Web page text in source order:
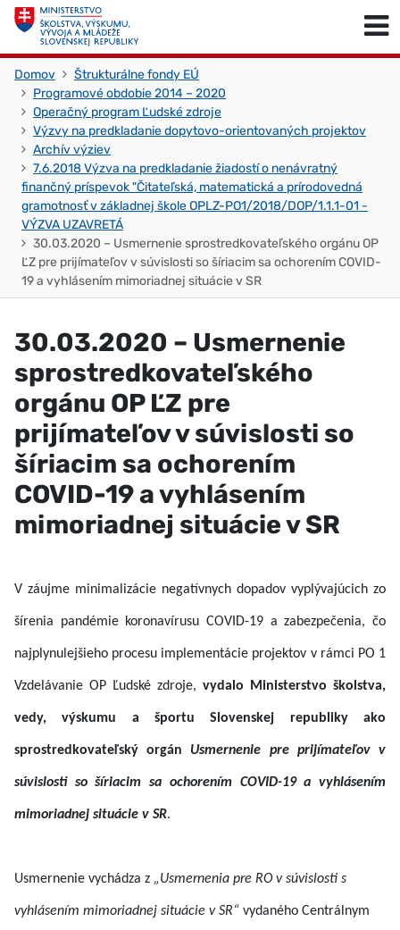
Skočiť na obsah
Domov
Štrukturálne fondy EÚ
Programové obdobie 2014 – 2020
Operačný program Ľudské zdroje
Výzvy na predkladanie dopytovo-orientovaných projektov
Archív výziev
7.6.2018 Výzva na predkladanie žiadostí o nenávratný
finančný príspevok "Čitateľská, matematická a prírodovedná
gramotnosť v základnej škole OPLZ-PO1/2018/DOP/1.1.1-01 -
VÝZVA UZAVRETÁ
30.03.2020 – Usmernenie sprostredkovateľského orgánu OP
ĽZ pre prijímateľov v súvislosti so šíriacim sa ochorením COVID-
19 a vyhlásením mimoriadnej situácie v SR
30.03.2020 – Usmernenie
sprostredkovateľského
orgánu OP ĽZ pre
prijímateľov v súvislosti so
šíriacim sa ochorením
COVID-19 a vyhlásením
mimoriadnej situácie v SR
V záujme minimalizácie negatívnych dopadov vyplývajúcich zo
šírenia pandémie koronavírusu COVID-19 a zabezpečenia, čo
najplynulejšieho procesu implementácie projektov v rámci PO 1
Vzdelávanie OP Ľudské zdroje, vydalo Ministerstvo školstva,
vedy, výskumu a športu Slovenskej republiky ako
sprostredkovateľský orgán Usmernenie pre prijímateľov v
súvislosti so šíriacim sa ochorením COVID-19 a vyhlásením
mimoriadnej situácie v SR.
Usmernenie vychádza z „Usmernenia pre RO v súvislosti s
vyhlásením mimoriadnej situácie v SR“ vydaného Centrálnym
Skočiť na začiatok stránky